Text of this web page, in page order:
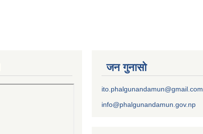
जन गुनासो
ito.phalgunandamun@gmail.com
info@phalgunandamun.gov.np